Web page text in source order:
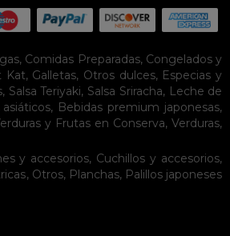
, Comidas Preparadas, Congelados y
Kat, Galletas, Otros dulces, Especias y
, Salsa Teriyaki, Salsa Sriracha, Leche de
, Bebidas premium japonesas,
y Frutas en Conserva,Verduras,
y accesorios, Cuchillos y accesorios,
, Otros, Planchas, Palillos japoneses